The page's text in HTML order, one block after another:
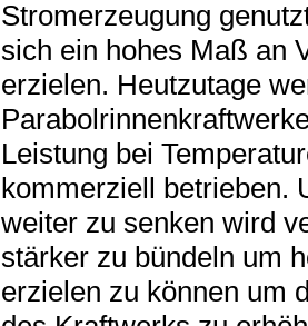
Stromerzeugung
sich ein hohes Maß an
erzielen. Heutzutage
Leistung bei
kommerziell betrieben.
weiter zu senken wird
stärker zu bündeln um
erzielen zu können um